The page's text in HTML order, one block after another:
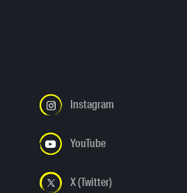
Instagram
YouTube
X (Twitter)